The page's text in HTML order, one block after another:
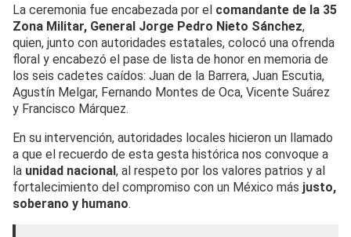
La ceremonia fue encabezada por el comandante de la 35
Zona Militar, General Jorge Pedro Nieto Sánchez,
quien, junto con autoridades estatales, colocó una ofrenda
floral y encabezó el pase de lista de honor en memoria de
los seis cadetes caídos: Juan de la Barrera, Juan Escutia,
Agustín Melgar, Fernando Montes de Oca, Vicente Suárez
y Francisco Márquez.
En su intervención, autoridades locales hicieron un llamado
a que el recuerdo de esta gesta histórica nos convoque a
la unidad nacional, al respeto por los valores patrios y al
fortalecimiento del compromiso con un México más justo,
soberano y humano.